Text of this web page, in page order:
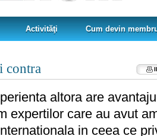
Activităţi
Activităţi Cum devin
Cum devin
contra
altora are
expertilor care au avut
in ceea ce